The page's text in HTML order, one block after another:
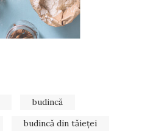
budincă
budincă din tăieței